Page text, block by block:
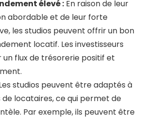
élevé : En raison de leur
abordable et de leur forte
les studios peuvent offrir un bon
locatif. Les investisseurs
flux de trésorerie positif et
studios peuvent être adaptés à
locataires, ce qui permet de
Par exemple, ils peuvent être